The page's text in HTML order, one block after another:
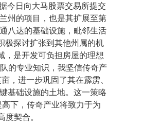
今日向大马股票交易所提交
州的项目，也是其扩展至第
八达的基础设施，毗邻生活
极探讨扩张到其他州属的机
，是开发可负担房屋的理想
的专业知识，我坚信传奇产
，进一步巩固了其在霹雳、
基础设施的土地。这一策略
下，传奇产业将致力于为
契合。